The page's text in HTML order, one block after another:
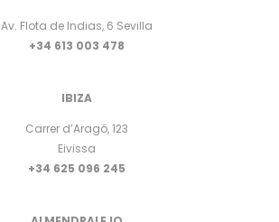
Av. Flota de Indias, 6 Sevilla
+34 613 003 478
IBIZA
Carrer d’Aragó, 123
Eivissa
+34 625 096 245